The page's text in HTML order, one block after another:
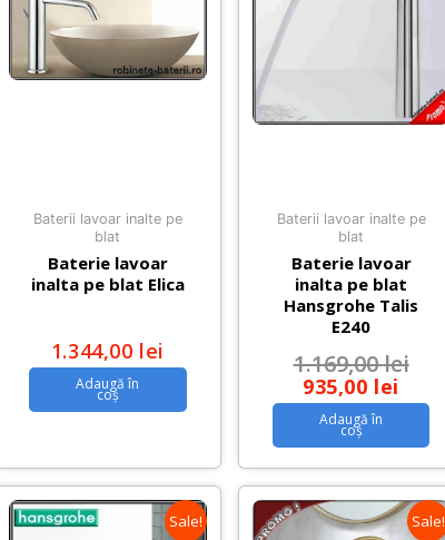
Baterii lavoar inalte pe
blat
Baterie lavoar
inalta pe blat Elica
1.344,00 lei
Adaugă în
coș
Baterii lavoar inalte pe
blat
Baterie lavoar
inalta pe blat
Hansgrohe Talis
E240
1.169,00lei
935,00 lei
Adaugă în
coș
Sale! Sale!